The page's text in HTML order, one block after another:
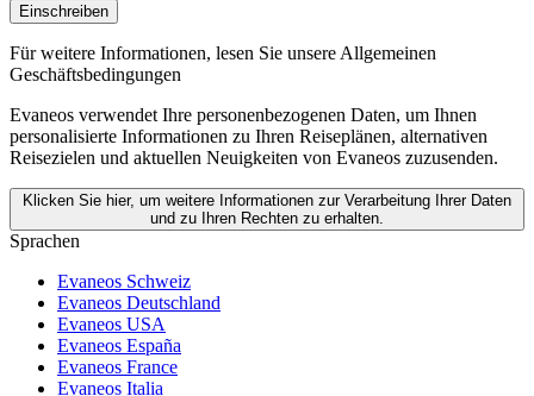
Einschreiben
Für weitere Informationen, lesen Sie unsere Allgemeinen
Geschäftsbedingungen
Evaneos verwendet Ihre personenbezogenen Daten, um Ihnen
personalisierte Informationen zu Ihren Reiseplänen, alternativen
Reisezielen und aktuellen Neuigkeiten von Evaneos zuzusenden.
Klicken Sie hier, um weitere Informationen zur Verarbeitung Ihrer Daten
und zu Ihren Rechten zu erhalten.
Sprachen
Evaneos Schweiz
Evaneos Deutschland
Evaneos USA
Evaneos España
Evaneos France
Evaneos Italia